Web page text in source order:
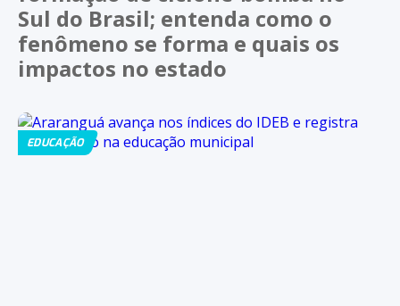
Sul do Brasil; entenda como o
fenômeno se forma e quais os
impactos no estado
EDUCAÇÃO